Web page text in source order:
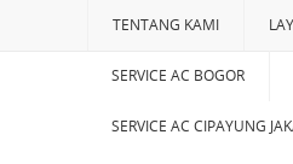
TENTANG KAMI
SERVICE AC BOGOR
SERVICE AC CIPAYUNG